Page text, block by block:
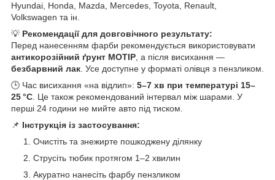
Hyundai, Honda, Mazda, Mercedes, Toyota, Renault,
Volkswagen та ін.
💡 Рекомендації для довговічного результату:
Перед нанесенням фарби рекомендується використовувати
антикорозійний ґрунт MOTIP , а після висихання —
безбарвний лак . Усе доступне у форматі олівця з пензликом.
🕒 Час висихання «на відлип»: 5–7 хв при температурі 15–
25 °C . Це також рекомендований інтервал між шарами. У
перші 24 години не мийте авто під тиском.
📌 Інструкція із застосування:
Очистіть та знежирте пошкоджену ділянку
Струсіть тюбик протягом 1–2 хвилин
Акуратно нанесіть фарбу пензликом